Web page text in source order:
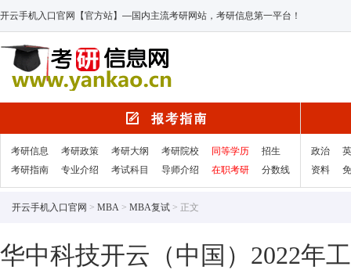
开云手机入口官网【官方站】—国内主流考研网站，考研信息第一平台！
考研信息 考研政策 考研大纲 考研院校 同等学历
招生
考研指南
专业介绍 考试科目 导师介绍 在职考研 分数线
政治
资料
开云手机入口官网 > MBA > MBA复试 > 正文
华中科技开云（中国）2022年